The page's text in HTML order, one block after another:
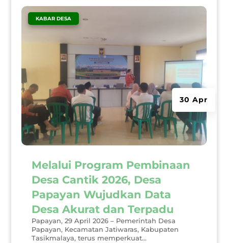
Melalui Program Pembinaan
Desa Cantik 2026, Desa
Papayan Wujudkan Data
Desa Akurat dan Terpadu
30 Apr
KABAR DESA
Papayan, 29 April 2026 – Pemerintah Desa
Papayan, Kecamatan Jatiwaras, Kabupaten
Tasikmalaya, terus memperkuat...